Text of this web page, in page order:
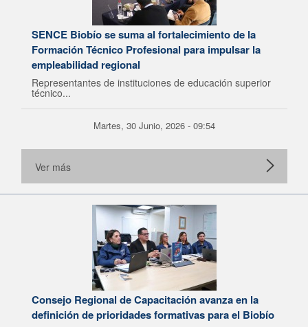
SENCE Biobío se suma al fortalecimiento de la
Formación Técnico Profesional para impulsar la
empleabilidad regional
Representantes de instituciones de educación superior
técnico...
Martes, 30 Junio, 2026 - 09:54
Ver más
Consejo Regional de Capacitación avanza en la
definición de prioridades formativas para el Biobío